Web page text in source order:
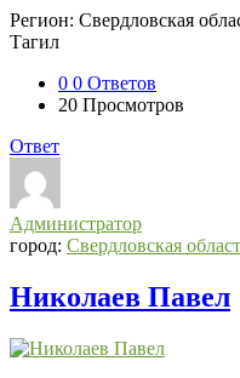
Регион: Свердловская
Тагил
0 0 Ответов
20 Просмотров
Ответ
Администратор
город: Свердловская
Николаев Павел